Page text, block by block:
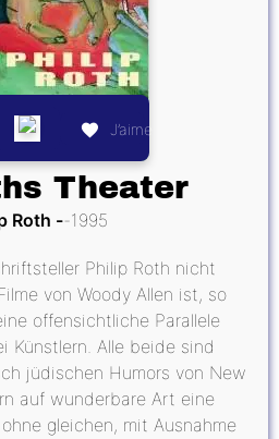
J’aime
Theater
Roth 1995
Philip Roth nicht
von Woody Allen ist, so
offensichtliche Parallele
Künstlern. Alle beide sind
jüdischen Humors von New
auf wunderbare Art eine
gleichen, mit Ausnahme